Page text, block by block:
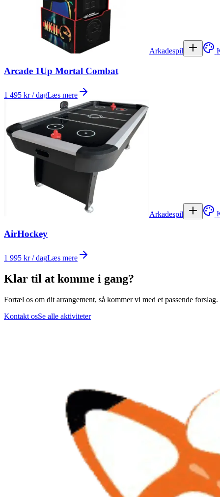
Arkadespil
Arcade 1Up Mortal Combat
1 495 kr / dagLæs mere
Arkadespil
AirHockey
1 995 kr / dagLæs mere
Klar til at komme i gang?
Fortæl os om dit arrangement, så kommer vi med et passende forslag.
Kontakt osSe alle aktiviteter